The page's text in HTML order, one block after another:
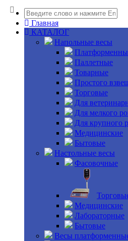
Главная
КАТАЛОГ
Напольные весы
Паллетные
Товарные
Простого
Торговые
Для
Для мелкого
Для крупного
Медицинские
Бытовые
Настольные весы
Фасовочные
Медицинские
Лабораторные
Бытовые
Весы